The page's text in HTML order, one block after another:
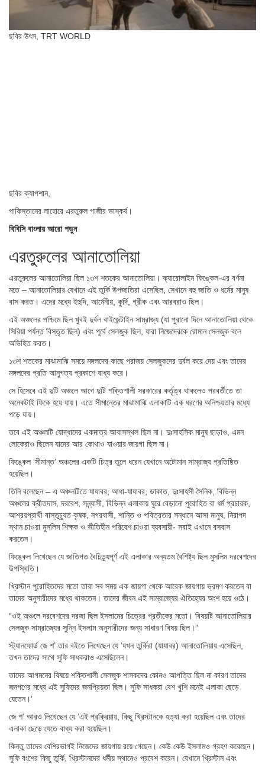
ছবির উৎস, TRT WORLD
ছবির ক্যাপশান,
পাকিস্তানের লাহোরে এরতুরুল গাজীর ভাস্কর্য।
বিবিসি বাংলায় আরো পড়ুন
এরতুরুলের আনাতোলিয়া
এরতুরুলের আনাতোলিয়া ছিল ১৩শ শতকের আনাতোলিয়া। ক্যারোলাইন ফিঙ্কেল-এর বর্ণনা
মতে – আনাতোলিয়ার যেখানে এই তুর্কি উপজাতিরা এসেছিল, সেখানে বহু জাতি ও ধর্মের মানুষ
বাস করত। এদের মধ্যে ইহুদি, আর্মেনীয়, কুর্দি, গ্রীক এবং আরবরাও ছিল।
এই অঞ্চলের পশ্চিমে ছিল খুবই দুর্বল বাইজেন্টাইন সাম্রাজ্য (যা পুরানো দিনে আনাতোলিয়া থেকে
সিরিয়া পর্যন্ত বিস্তৃত ছিল) এবং পূর্বে সেলজুক ছিল, যারা নিজেদেরকে রোমান সেলজুক বলে
অভিহিত করত।
১৩শ শতকের মাঝামাঝি সময়ে মঙ্গলদের কাছে পরাজয় সেলজুকদের দুর্বল করে দেয় এবং তাদের
মঙ্গলদের প্রতি আনুগত্য প্রকাশে বাধ্য করে।
সে হিসেবে এই দুটি অঞ্চলে আগে দুটি শক্তিশালী সরকারের কর্তৃত্ব থাকলেও পরবর্তীতে তা
অনেকটাই ফিকে হয়ে যায়। এতে সীমান্তের মাঝামাঝি এলাকাটি এক ধরণের অনিশ্চয়তার মধ্যে
পড়ে যায়।
তবে এই অঞ্চলটি যোদ্ধাদের একমাত্র আবাসস্থল ছিল না। দুঃসাহসিক মানুষ ছাড়াও, এমন
লোকেরাও ছিলেন যাদের আর কোথাও যাওয়ার জায়গা ছিল না।
ফিঙ্কেল ‘সীমান্ত’ অঞ্চলের একটি চিত্র তুলে ধরেন যেখানে অটোমান সাম্রাজ্য প্রতিষ্ঠিত
হয়েছিল।
তিনি বলেছেন – এ অঞ্চলটিতে যাযাবর, আধা-যাযাবর, ডাকাত, দুঃসাহসী সৈনিক, বিভিন্ন
অঞ্চলের ক্রীতদাস, দরবেশ, সন্ন্যাসী, বিভিন্ন এলাকায় ঘুরে বেড়ানো পুরোহিত বা ধর্ম প্রচারক,
আশ্রয়প্রার্থী বাস্তুচ্যুত কৃষক, নগরবাসী, শান্তি ও পবিত্রতার সন্ধানে আসা মানুষ, নিরাপদ
স্থান চাওয়া মুসলিম শিক্ষক ও ভীতিহীন পরিবেশ চাওয়া ব্যবসায়ী- সবাই এখানে বসবাস
করতেন।
ফিঙ্কেল লিখেছেন যে জাতিগত বৈচিত্র্যপূর্ণ এই এলাকার অন্যতম বৈশিষ্ট্য ছিল মুসলিম দরবেশদের
উপস্থিতি।
খ্রিস্টান পুরোহিতদের মতো তারা সব সময় এক জায়গা থেকে আরেক জায়গায় ভ্রমণ করতেন বা
তাদের অনুসারীদের মধ্যে থাকতেন। তাদের জীবন এই সাম্রাজ্যের ঐতিহ্যের অংশ হয়ে ওঠে।
“ওই অঞ্চলে দরবেশদের দরজা ছিল ইসলামের চিত্রের প্রতীকের মতো। বিষয়টি আনাতোলিয়ার
সেলজুক সাম্রাজ্যের সুন্নি ইসলাম অনুসারীদের জন্য সাধারণ বিষয় ছিল।”
স্ট্যানফোর্ড জে শ’ তার বইতে লিখেছেন যে ‘যখন তুর্কিরা (যাযাবর) আনাতোলিয়ায় এসেছিল,
তখন তাদের সাথে সুফি সাধকরাও এসেছিলেন।
তাদের আগমনের বিষয়ে শক্তিশালী সেলজুক শাসকদের কোনও আপত্তি ছিল না কারণ তাদের
জনগণের মধ্যে এই সুফিদের জনপ্রিয়তা ছিল। সুফি সাধকরা বেশ খুশি মনেই এলাকা ছেড়ে
যেতেন।’
জে শ’ আরও লিখেছেন যে ‘এই প্রক্রিয়ায়, কিছু খ্রিস্টানকে হত্যা করা হয়েছিল এবং তাদের
এলাকা ছেড়ে যেতে বাধ্য করা হয়েছিল।
কিন্তু তাদের বেশিরভাগই নিজেদের জায়গায় রয়ে গেছেন। কেউ কেউ ইসলামও গ্রহণ করেছেন।
সুফি বংশের কিছু তুর্কি, খ্রিস্টানদের ধর্মীয় স্থানেও প্রবেশ করেন। যেখানে খ্রিস্টান এবং